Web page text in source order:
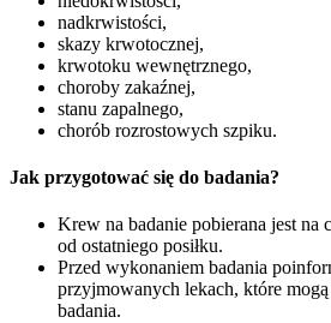
nadkrwistości,
skazy krwotocznej,
krwotoku wewnętrznego,
choroby zakaźnej,
stanu zapalnego,
chorób rozrostowych szpiku.
Jak przygotować się do badania?
Krew na badanie pobierana jest na
od ostatniego posiłku.
Przed wykonaniem badania
przyjmowanych lekach, które
badania.